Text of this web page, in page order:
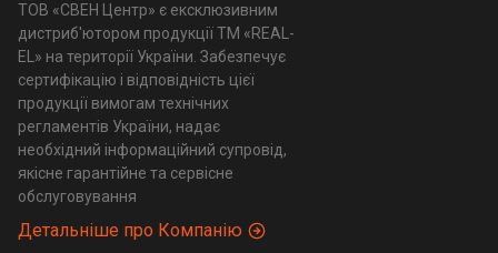
ТОВ «СВЕН Центр» є ексклюзивним
дистриб'ютором продукції ТМ «REAL-
EL» на території України. Забезпечує
сертифікацію і відповідність цієї
продукції вимогам технічних
регламентів України, надає
необхідний інформаційний супровід,
якісне гарантійне та сервісне
обслуговування
Детальніше про Компанію